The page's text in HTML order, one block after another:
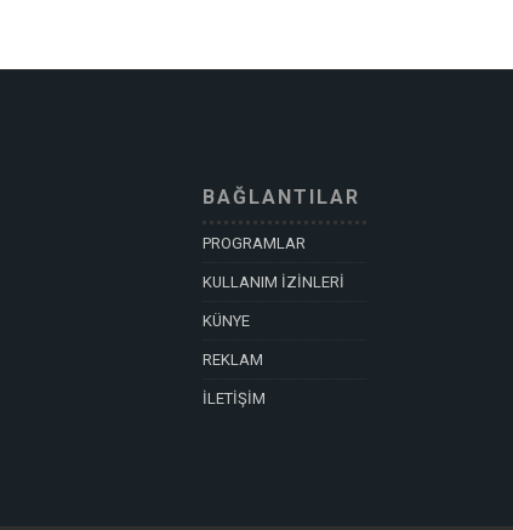
BAĞLANTILAR
PROGRAMLAR
KULLANIM İZİNLERİ
KÜNYE
REKLAM
İLETİŞİM